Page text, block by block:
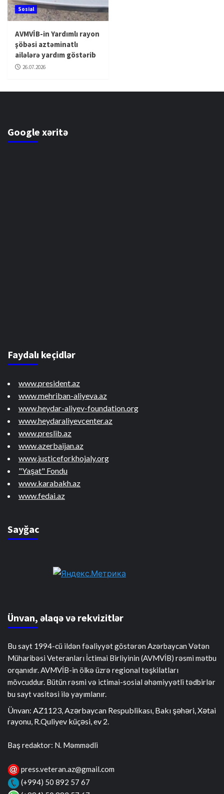
Sosial
AVMVİB-in Yardımlı rayon
şöbəsi aztəminatlı
ailələrə yardım göstərib
26.07.2026
Google xəritə
Faydalı keçidlər
www.president.az
www.mehriban-aliyeva.az
www.heydar-aliyev-foundation.org
www.heydaraliyevcenter.az
www.preslib.az
www.azerbaijan.az
www.justiceforkhojaly.org
"Yaşat" Fondu
www.karabakh.az
www.fedai.az
Sayğac
Ünvan, əlaqə və rekvizitlər
Bu sayt 1994-cü ildən fəaliyyət göstərən Azərbaycan Vətən
Müharibəsi Veteranları İctimai Birliyinin (AVMVİB) rəsmi mətbu
orqanıdır. AVMVİB-in ölkə üzrə regional təşkilatları
mövcuddur. Bütün rəsmi və ictimai-sosial əhəmiyyətli tədbirlər
bu sayt vasitəsi ilə yayımlanır.
Ünvan: AZ1123, Azərbaycan Respublikası, Bakı şəhəri, Xətai
rayonu, R.Quliyev küçəsi, ev 2.
Baş redaktor: N. Məmmədli
press.veteran.az@gmail.com
(+994) 50 892 57 67